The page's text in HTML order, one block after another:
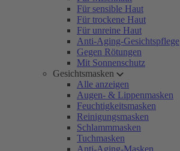
Für sensible Haut
Für trockene Haut
Für unreine Haut
Anti-Aging-Gesichtspflege
Gegen Rötungen
Mit Sonnenschutz
Gesichtsmasken
Alle anzeigen
Augen- & Lippenmasken
Feuchtigkeitsmasken
Reinigungsmasken
Schlammmasken
Tuchmasken
Anti-Aging-Masken